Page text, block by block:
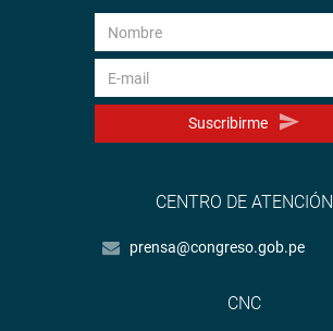
Suscribirme
CENTRO DE ATENCIÓN
prensa@congreso.gob.pe
CNC